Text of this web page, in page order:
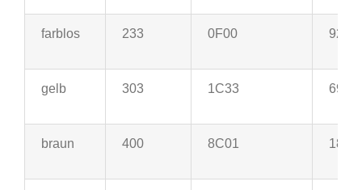
farblos 233 0F00 92
gelb 303 1C33 69
braun 400 8C01 18